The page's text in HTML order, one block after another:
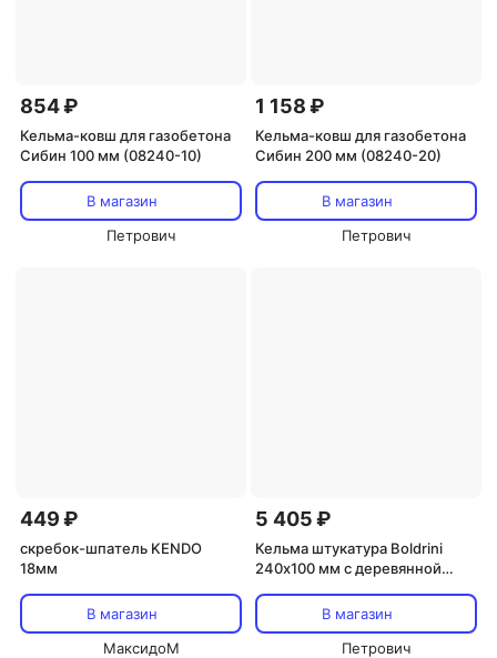
854 ₽
Кельма-ковш для газобетона
Сибин 100 мм (08240-10)
В магазин
Петрович
1 158 ₽
Кельма-ковш для газобетона
Сибин 200 мм (08240-20)
В магазин
Петрович
449 ₽
скребок-шпатель KENDO
18мм
В магазин
МаксидоМ
5 405 ₽
Кельма штукатура Boldrini
240х100 мм с деревянной
В магазин
Петрович